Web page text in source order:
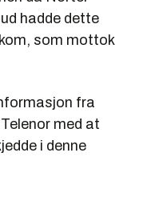
hadde dette
som mottok
fra
med at
i denne